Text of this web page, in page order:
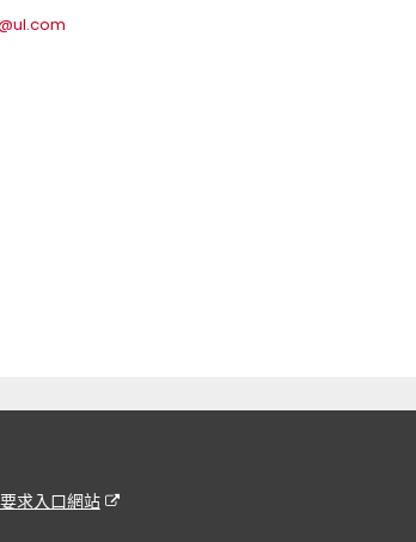
求入口網站